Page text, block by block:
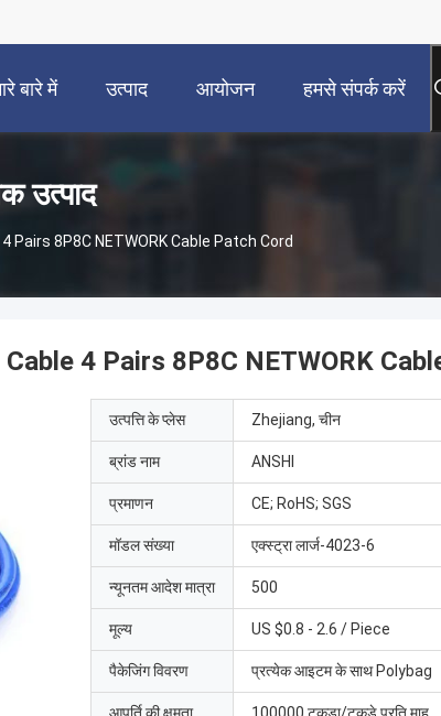
बारे में उत्पाद आयोजन हमसे संपर्क करें
उत्पाद
Copper Patch Cord Cat6 UTP Cable 4 Pairs 8P8C NETWORK Cable Patch Cord
4 Pairs 8P8C NETWORK
उत्पत्ति के प्लेस Zhejiang, चीन
ब्रांड नाम ANSHI
प्रमाणन CE; RoHS; SGS
मॉडल संख्या एक्स्ट्रा लार्ज-4023-6
न्यूनतम आदेश मात्रा 500
मूल्य US $0.8 - 2.6 / Piece
पैकेजिंग विवरण प्रत्येक आइटम के साथ Polybag